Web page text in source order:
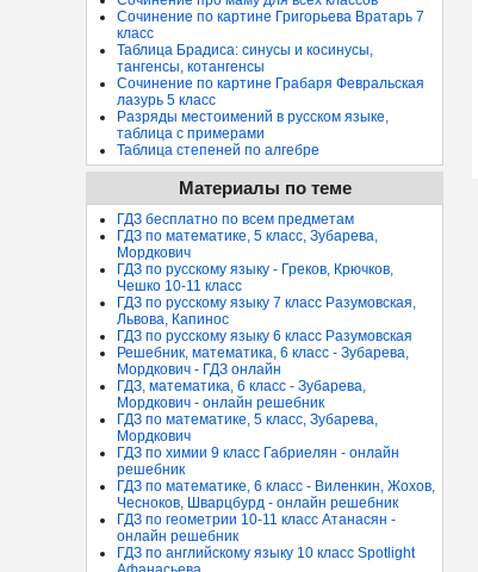
Сочинение по картине Григорьева Вратарь 7
класс
Таблица Брадиса: синусы и косинусы,
тангенсы, котангенсы
Сочинение по картине Грабаря Февральская
лазурь 5 класс
Разряды местоимений в русском языке,
таблица с примерами
Таблица степеней по алгебре
Материалы по теме
ГДЗ бесплатно по всем предметам
ГДЗ по математике, 5 класс, Зубарева,
Мордкович
ГДЗ по русскому языку - Греков, Крючков,
Чешко 10-11 класс
ГДЗ по русскому языку 7 класс Разумовская,
Львова, Капинос
ГДЗ по русскому языку 6 класс Разумовская
Решебник, математика, 6 класс - Зубарева,
Мордкович - ГДЗ онлайн
ГДЗ, математика, 6 класс - Зубарева,
Мордкович - онлайн решебник
ГДЗ по математике, 5 класс, Зубарева,
Мордкович
ГДЗ по химии 9 класс Габриелян - онлайн
решебник
ГДЗ по математике, 6 класс - Виленкин, Жохов,
Чесноков, Шварцбурд - онлайн решебник
ГДЗ по геометрии 10-11 класс Атанасян -
онлайн решебник
ГДЗ по английскому языку 10 класс Spotlight